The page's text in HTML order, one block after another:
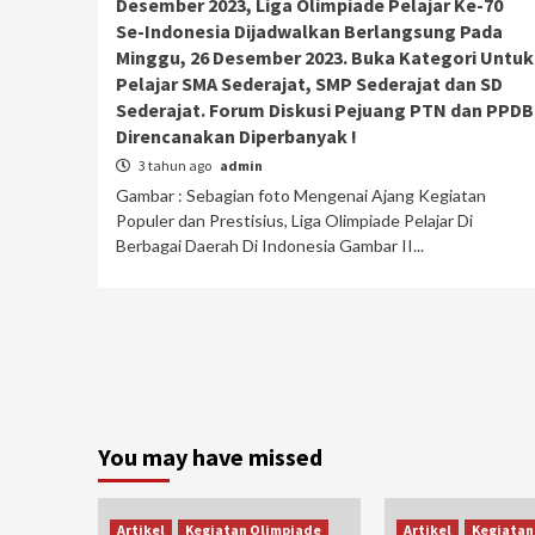
Desember 2023, Liga Olimpiade Pelajar Ke-70
Se-Indonesia Dijadwalkan Berlangsung Pada
Minggu, 26 Desember 2023. Buka Kategori Untuk
Pelajar SMA Sederajat, SMP Sederajat dan SD
Sederajat. Forum Diskusi Pejuang PTN dan PPDB
Direncanakan Diperbanyak !
3 tahun ago admin
Gambar : Sebagian foto Mengenai Ajang Kegiatan
Populer dan Prestisius, Liga Olimpiade Pelajar Di
Berbagai Daerah Di Indonesia Gambar II...
You may have missed
Artikel
Kegiatan Olimpiade
Artikel